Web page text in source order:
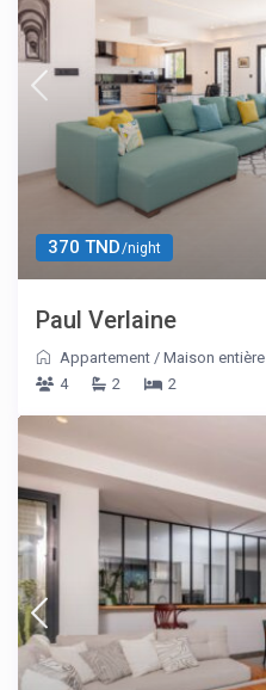
370 TND/night
Paul Verlaine
Appartement /Maison entière
4
2 2